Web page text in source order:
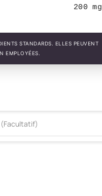
200 mg
STANDARDS. ELLES PEUVENT
EMPLOYÉES.